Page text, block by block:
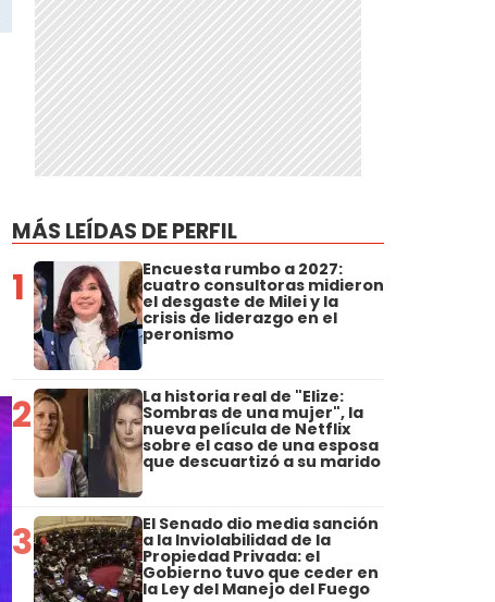
MÁS LEÍDAS DE PERFIL
1 Encuesta rumbo a 2027:
cuatro consultoras midieron
el desgaste de Milei y la
crisis de liderazgo en el
peronismo
2 La historia real de "Elize:
Sombras de una mujer", la
nueva película de Netflix
sobre el caso de una esposa
que descuartizó a su marido
3 El Senado dio media sanción
a la Inviolabilidad de la
Propiedad Privada: el
Gobierno tuvo que ceder en
la Ley del Manejo del Fuego